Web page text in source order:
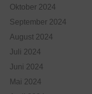
Oktober 2024
September 2024
August 2024
Juli 2024
Juni 2024
Mai 2024